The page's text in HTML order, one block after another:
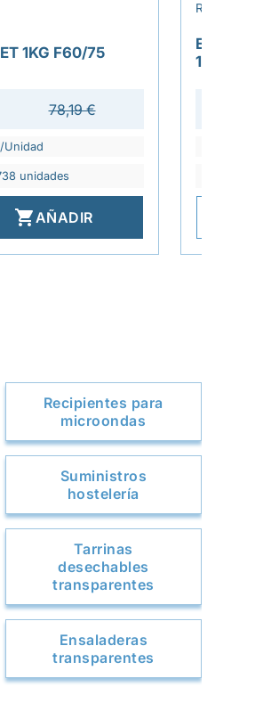
1KG F60/75
78,19 €
unidades
AÑADIR
REF.
ENVASE
Recipientes para
microondas
Suministros
hostelería
Tarrinas
desechables
transparentes
Ensaladeras
transparentes